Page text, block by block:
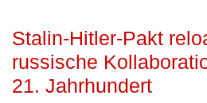
Stalin-Hitler-Pakt
russische
21. Jahrhundert